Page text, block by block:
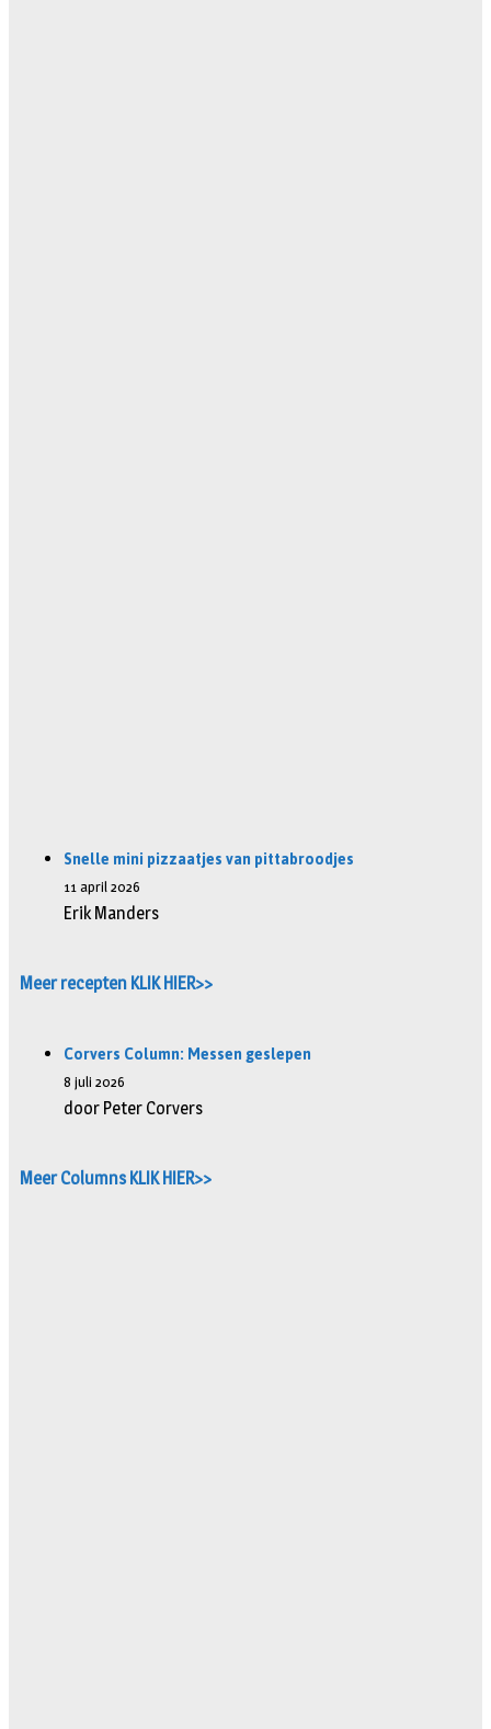
Snelle mini pizzaatjes van pittabroodjes
11 april 2026
Erik Manders
Meer recepten KLIK HIER>>
Corvers Column: Messen geslepen
8 juli 2026
door Peter Corvers
Meer Columns KLIK HIER>>